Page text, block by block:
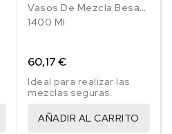
Vasos De Mezcla Besa
1400 Ml
60,17 €
Ideal para realizar las
mezclas seguras.
AÑADIR AL CARRITO